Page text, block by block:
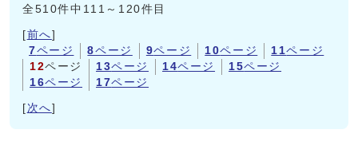
全510件中111～120件目
[前へ]
7ページ 8ページ 9ページ 10ページ 11ページ
12ページ 13ページ 14ページ 15ページ
16ページ 17ページ
[ 次へ]